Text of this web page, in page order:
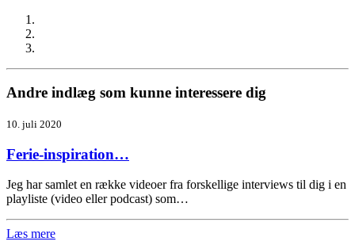
Andre indlæg som kunne interessere dig
10. juli 2020
Ferie-inspiration…
Jeg har samlet en række videoer fra forskellige interviews til dig i en
playliste (video eller podcast) som…
Læs mere